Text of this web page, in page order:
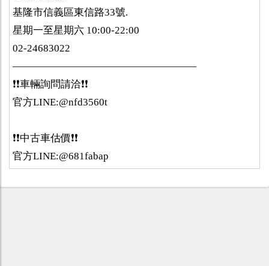
基隆市信義區東信路33號.
星期一至星期六 10:00-22:00
02-24683022
——————————————————
❗️❗️車輛詢問請洽❗️❗️
官方LINE:@nfd3560t
❗️❗️中古車估價❗️❗️
官方LINE:@681fabap